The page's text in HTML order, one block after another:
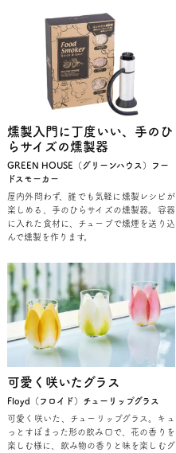
燻製入門に丁度いい、手のひ
らサイズの燻製器
GREEN HOUSE（グリーンハウス）フー
ドスモーカー
屋内外問わず、誰でも気軽に燻製レシピが
楽しめる、手のひらサイズの燻製器。容器
に入れた食材に、チューブで燻煙を送り込
んで燻製を作ります。
可愛く咲いたグラス
Floyd（フロイド）チューリップグラス
可愛く咲いた、チューリップグラス。キュ
っとすぼまった形の飲み口で、花の香りを
楽しむ様に、飲み物の香りと味を楽しむグ